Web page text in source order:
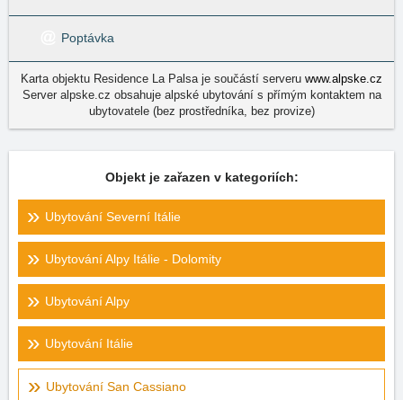
Poptávka
Karta objektu Residence La Palsa je součástí serveru www.alpske.cz
Server alpske.cz obsahuje alpské ubytování s přímým kontaktem na
ubytovatele (bez prostředníka, bez provize)
Objekt je zařazen v kategoriích:
Ubytování Severní Itálie
Ubytování Alpy Itálie - Dolomity
Ubytování Alpy
Ubytování Itálie
Ubytování San Cassiano